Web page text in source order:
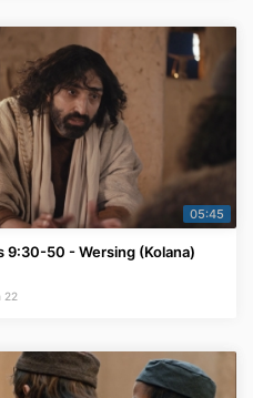
05:45
9:30-50 - Wersing (Kolana)
22